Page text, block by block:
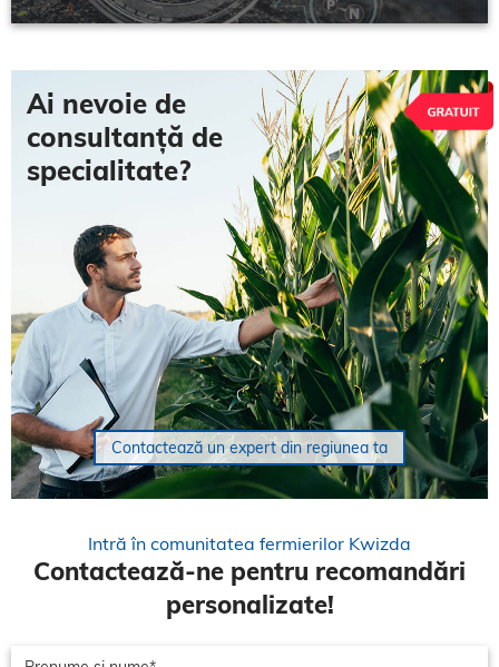
Ai nevoie de
consultanță de
specialitate?
Contactează un expert din regiunea ta
Intră în comunitatea fermierilor Kwizda
Contactează-ne pentru recomandări
personalizate!